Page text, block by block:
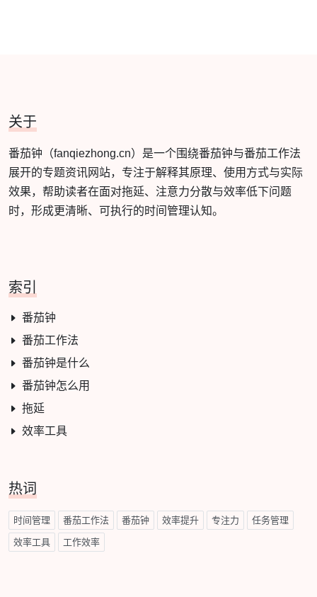
关于
番茄钟（fanqiezhong.cn）是一个围绕番茄钟与番茄工作法
展开的专题资讯网站，专注于解释其原理、使用方式与实际
效果，帮助读者在面对拖延、注意力分散与效率低下问题
时，形成更清晰、可执行的时间管理认知。
索引
番茄钟
番茄工作法
番茄钟是什么
番茄钟怎么用
拖延
效率工具
热词
时间管理 番茄工作法 番茄钟 效率提升 专注力 任务管理
效率工具 工作效率